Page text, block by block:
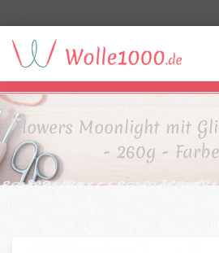
Flowers Moonlight mit
- 260g -